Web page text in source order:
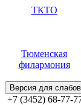
ТКТО
Тюменская
филармония
Версия для
+7 (3452) 68-77-